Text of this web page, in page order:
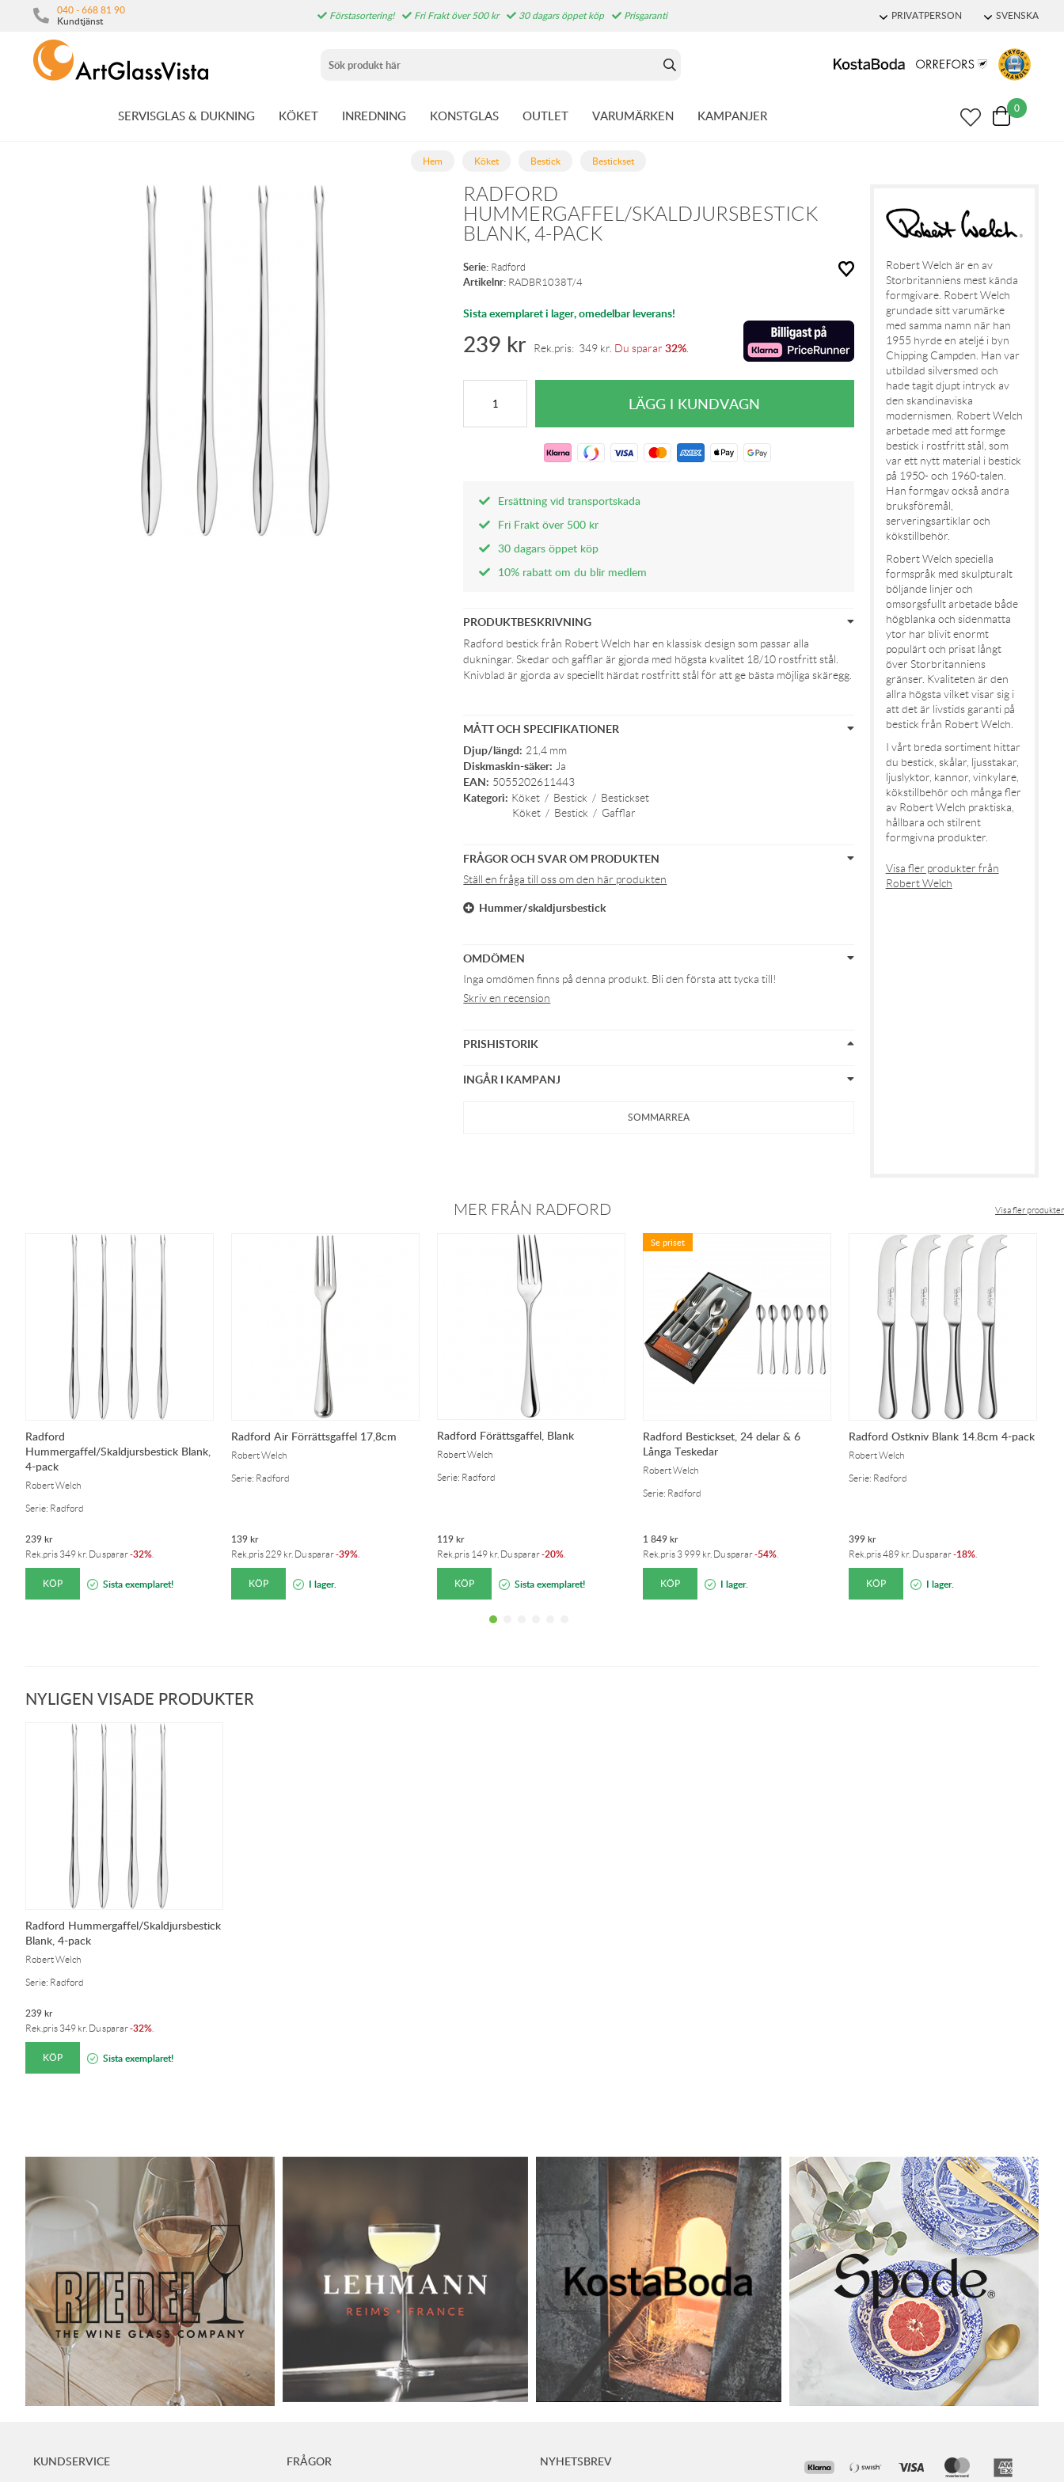
040 - 668 81 90
Kundtjänst
Förstasortering! Fri Frakt över 500 kr 30 dagars öppet köp Prisgaranti PRIVATPERSON SVENSKA
SERVISGLAS & DUKNING KÖKET INREDNING KONSTGLAS OUTLET VARUMÄRKEN KAMPANJER 0
Hem Köket Bestick Bestickset
RADFORD
HUMMERGAFFEL/SKALDJURSBESTICK
BLANK, 4-PACK
Serie: Radford
Artikelnr: RADBR1038T/4
Sista exemplaret i lager, omedelbar leverans!
239 kr Rek.pris: 349 kr Du sparar32%
Ersättning vid transportskada
Fri Frakt över 500 kr
30 dagars öppet köp
10% rabatt om du blir medlem
PRODUKTBESKRIVNING
Radford bestick från Robert Welch har en klassisk design som passar alla
dukningar. Skedar och gafflar är gjorda med högsta kvalitet 18/10 rostfritt stål.
Knivblad är gjorda av speciellt härdat rostfritt stål för att ge bästa möjliga skäregg.
MÅTT OCH SPECIFIKATIONER
Djup/längd: 21,4 mm
Diskmaskin-säker: Ja
EAN: 5055202611443
Kategori: Köket / Bestick / Bestickset
Köket / Bestick / Gafflar
FRÅGOR OCH SVAR OM PRODUKTEN
Ställ en fråga till oss om den här produkten
Hummer/skaldjursbestick
OMDÖMEN
Inga omdömen finns på denna produkt. Bli den första att tycka till!
Skriv en recension
PRISHISTORIK
INGÅR I KAMPANJ
SOMMARREA
Robert Welch är en av
Storbritanniens mest kända
formgivare. Robert Welch
grundade sitt varumärke
med samma namn när han
1955 hyrde en ateljé i byn
Chipping Campden. Han var
utbildad silversmed och
hade tagit djupt intryck av
den skandinaviska
modernismen. Robert Welch
arbetade med att formge
bestick i rostfritt stål, som
var ett nytt material i bestick
på 1950- och 1960-talen.
Han formgav också andra
bruksföremål,
serveringsartiklar och
kökstillbehör.
Robert Welch speciella
formspråk med skulpturalt
böljande linjer och
omsorgsfullt arbetade både
högblanka och sidenmatta
ytor har blivit enormt
populärt och prisat långt
över Storbritanniens
gränser. Kvaliteten är den
allra högsta vilket visar sig i
att det är livstids garanti på
bestick från Robert Welch.
I vårt breda sortiment hittar
du bestick, skålar, ljusstakar,
ljuslyktor, kannor, vinkylare,
kökstillbehör och många fler
av Robert Welch praktiska,
hållbara och stilrent
formgivna produkter.
Visa fler produkter från
Robert Welch
Visa fler produkter
MER FRÅN RADFORD
Radford
Hummergaffel/Skaldjursbestick Blank,
4-pack
Robert Welch
Serie: Radford
239kr
Rek.pris 349 kr. Du sparar-32%
KÖP Sista exemplaret!
Radford Air Förrättsgaffel 17,8cm
Robert Welch
Serie: Radford
139kr
Rek.pris 229 kr. Du sparar-39%
KÖP I lager.
Radford Förättsgaffel, Blank
Robert Welch
Serie: Radford
119kr
Rek.pris 149 kr. Du sparar-20%
KÖP Sista exemplaret!
Se priset
Radford Bestickset, 24 delar & 6
Långa Teskedar
Robert Welch
Serie: Radford
1 849kr
Rek.pris 3 999 kr. Du sparar-54%
KÖP I lager.
Radford Ostkniv Blank 14.8cm 4-pack
Robert Welch
Serie: Radford
399kr
Rek.pris489 kr. Du sparar-18%
KÖP I lager.
NYLIGEN VISADE PRODUKTER
Radford Hummergaffel/Skaldjursbestick
Blank, 4-pack
Robert Welch
Serie: Radford
239kr
Rek.pris 349 kr. Du sparar-32%
KÖP Sista exemplaret!
KUNDSERVICE FRÅGOR NYHETSBREV